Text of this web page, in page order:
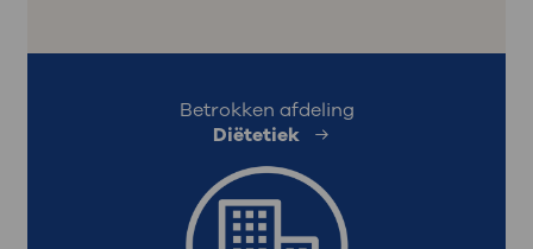
Betrokken afdeling
Diëtetiek